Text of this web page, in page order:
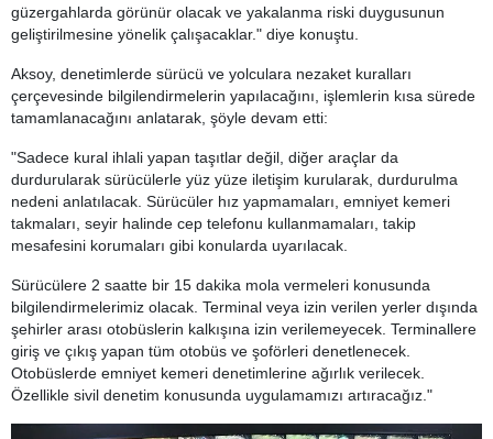
güzergahlarda görünür olacak ve yakalanma riski duygusunun
geliştirilmesine yönelik çalışacaklar." diye konuştu.
Aksoy, denetimlerde sürücü ve yolculara nezaket kuralları
çerçevesinde bilgilendirmelerin yapılacağını, işlemlerin kısa sürede
tamamlanacağını anlatarak, şöyle devam etti:
"Sadece kural ihlali yapan taşıtlar değil, diğer araçlar da
durdurularak sürücülerle yüz yüze iletişim kurularak, durdurulma
nedeni anlatılacak. Sürücüler hız yapmamaları, emniyet kemeri
takmaları, seyir halinde cep telefonu kullanmamaları, takip
mesafesini korumaları gibi konularda uyarılacak.
Sürücülere 2 saatte bir 15 dakika mola vermeleri konusunda
bilgilendirmelerimiz olacak. Terminal veya izin verilen yerler dışında
şehirler arası otobüslerin kalkışına izin verilemeyecek. Terminallere
giriş ve çıkış yapan tüm otobüs ve şoförleri denetlenecek.
Otobüslerde emniyet kemeri denetimlerine ağırlık verilecek.
Özellikle sivil denetim konusunda uygulamamızı artıracağız."